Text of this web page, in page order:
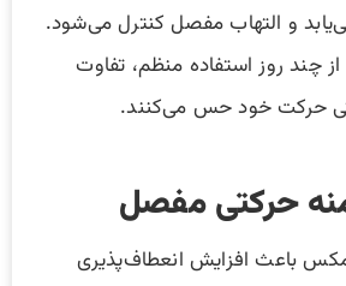
و التهاب مفصل کنترل می‌شود.
از چند روز استفاده منظم، تفاوت
حرکت خود حس می‌کنند.
باعث افزایش انعطاف‌پذیری